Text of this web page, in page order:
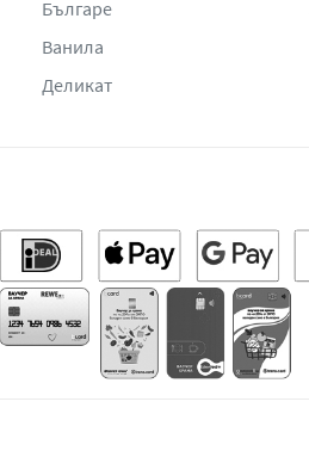
Българе
Ванила
Деликат